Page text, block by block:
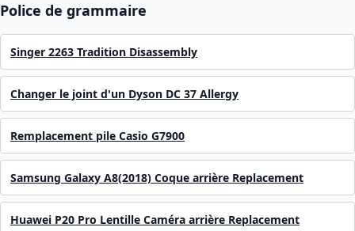
Police de grammaire
Singer 2263 Tradition Disassembly
Changer le joint d'un Dyson DC 37 Allergy
Remplacement pile Casio G7900
Samsung Galaxy A8(2018) Coque arrière Replacement
Huawei P20 Pro Lentille Caméra arrière Replacement